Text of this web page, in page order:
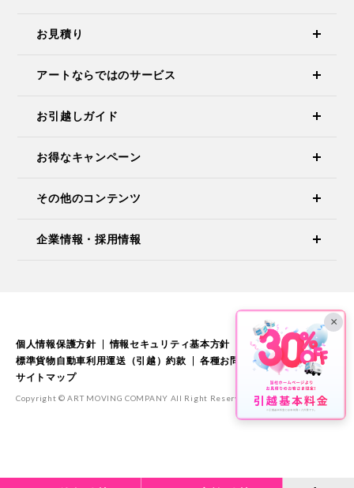
×
お見積り
アートならではのサービス
お引越しガイド
お得なキャンペーン
その他のコンテンツ
企業情報・採用情報
個人情報保護方針 情報セキュリティ基本方針
標準引越運送約款
標準貨物自動車利用運送（引越）約款
各種お問い合わせ
サイトマップ
Copyright © ART MOVING COMPANY All Right Reserved.